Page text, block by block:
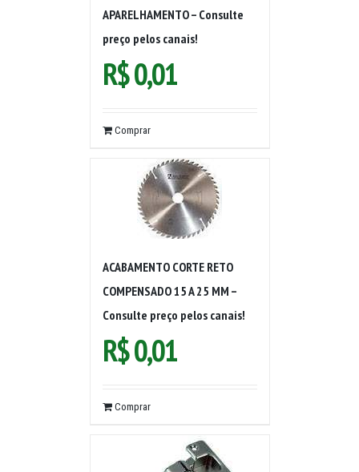
APARELHAMENTO – Consulte
preço pelos canais!
R$0,01
Comprar
ACABAMENTO CORTE RETO
COMPENSADO 15 A 25 MM –
Consulte preço pelos canais!
R$0,01
Comprar